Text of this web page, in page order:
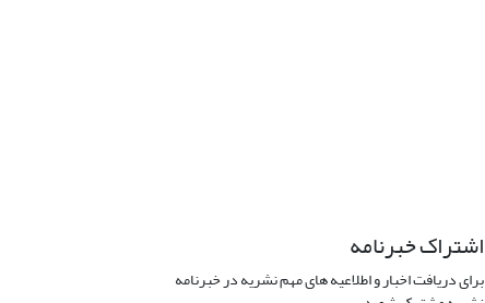
اشتراک خبرنامه
برای دریافت اخبار و اطلاعیه های مهم نشریه در خبرنامه